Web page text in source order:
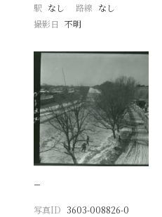
駅 なし 路線 なし
撮影日
不明
−
写真ID 3603-008826-0